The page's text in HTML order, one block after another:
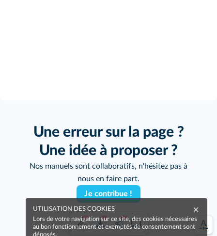
Une erreur sur la page ?
Une idée à proposer ?
Nos manuels sont collaboratifs, n'hésitez pas à
nous en faire part.
Je contribue !
UTILISATION DES COOKIES
Lors de votre navigation sur ce site, des cookies nécessaires
au bon fonctionnement et exemptés de consentement sont